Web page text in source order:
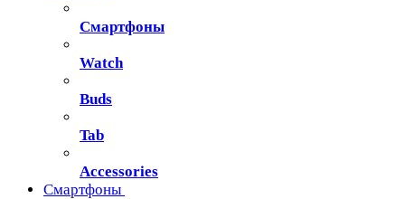
Смартфоны
Watch
Buds
Tab
Accessories
Смартфоны